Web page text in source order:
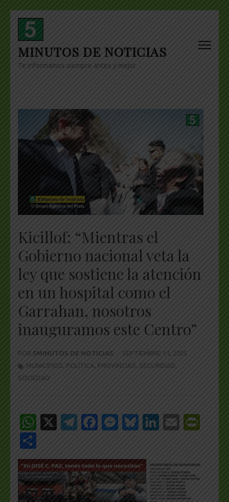
Skip
content
(Press
Enter)
MINUTOS DE NOTICIAS
Te informamos siempre antes y mejor
Kicillof: “Mientras el
Gobierno nacional veta la
ley que sostiene la atención
en un hospital como el
Garrahan, nosotros
inauguramos este Centro”
POR 5MINUTOS DE NOTICIAS
SEPTIEMBRE 11, 2025
MUNICIPIOS, POLÍTICA , PROVINCIAS, SEGURIDAD,
SOCIEDAD
WhatsApp
X Telegram
Facebook
Messenger
Bluesky
LinkedIn
Email